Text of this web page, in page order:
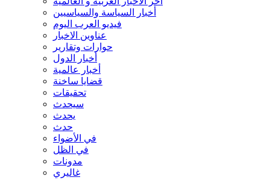
أخبار السياسة والسياسيين
فيديو العرب اليوم
عناوين الاخبار
حوارات وتقارير
أخبار الدول
أخبار عالمية
قضايا ساخنة
تحقيقات
سيحدث
يحدث
حدث
في الأضواء
في الظل
مدونات
غاليري